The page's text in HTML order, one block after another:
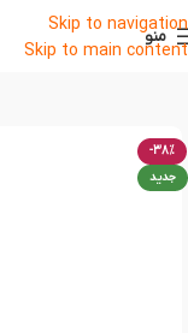
Skip to navigation
Skip to main content
منو
-38%
جدید